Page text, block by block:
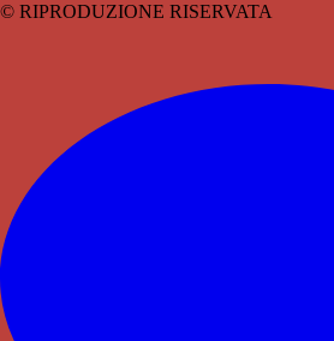
© RIPRODUZIONE RISERVATA